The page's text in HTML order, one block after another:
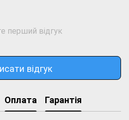
перший відгук
відгук
Оплата Гарантія